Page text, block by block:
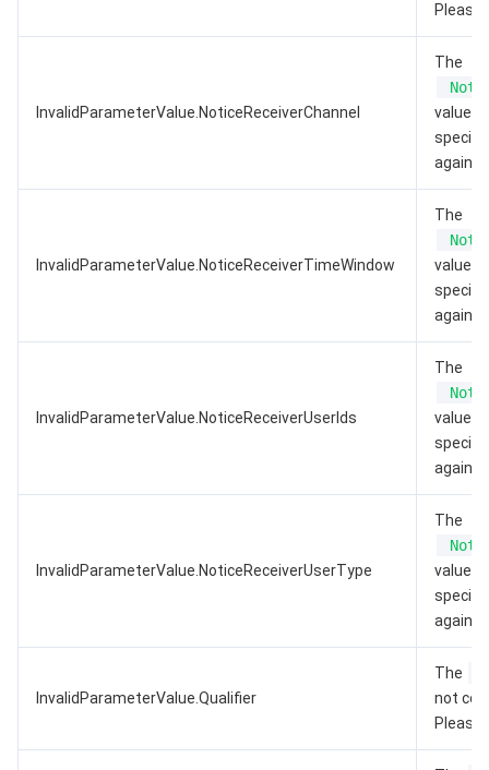
Please
InvalidParameterValue.NoticeReceiverChannel
The
value
again.
InvalidParameterValue.NoticeReceiverTimeWindow
The
value
again.
InvalidParameterValue.NoticeReceiverUserIds
The
value
again.
InvalidParameterValue.NoticeReceiverUserType
The
value
again.
InvalidParameterValue.Qualifier
The
not
Please